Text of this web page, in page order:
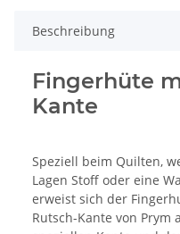
Beschreibung
Fingerhüte
Kante
Speziell beim Quilten,
Lagen Stoff oder eine
erweist sich der
Rutsch-Kante von